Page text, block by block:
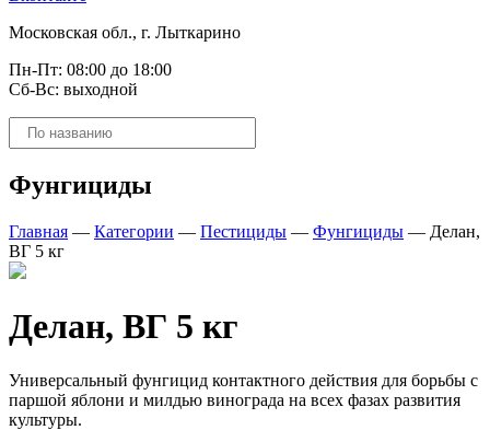
Московская обл., г. Лыткарино
Пн-Пт: 08:00 до 18:00
Сб-Вс: выходной
Поиск
товаров
Фунгициды
Главная — Категории — Пестициды — Фунгициды — Делан,
ВГ 5 кг
Делан, ВГ 5 кг
Универсальный фунгицид контактного действия для борьбы с
паршой яблони и милдью винограда на всех фазах развития
культуры.